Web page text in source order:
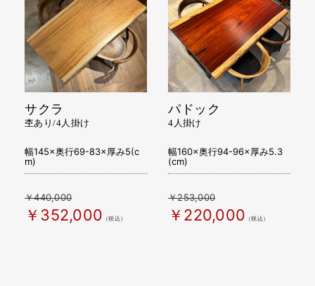
サクラ
杢あり/4人掛け
幅145×奥行69-83×厚み5(c
m)
￥440,000
￥352,000 （税込）
パドック
4人掛け
幅160×奥行94-96×厚み5.3
(cm)
￥253,000
￥220,000 （税込）